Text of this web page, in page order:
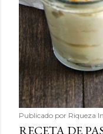
Publicado por Riqueza
RECETA DE